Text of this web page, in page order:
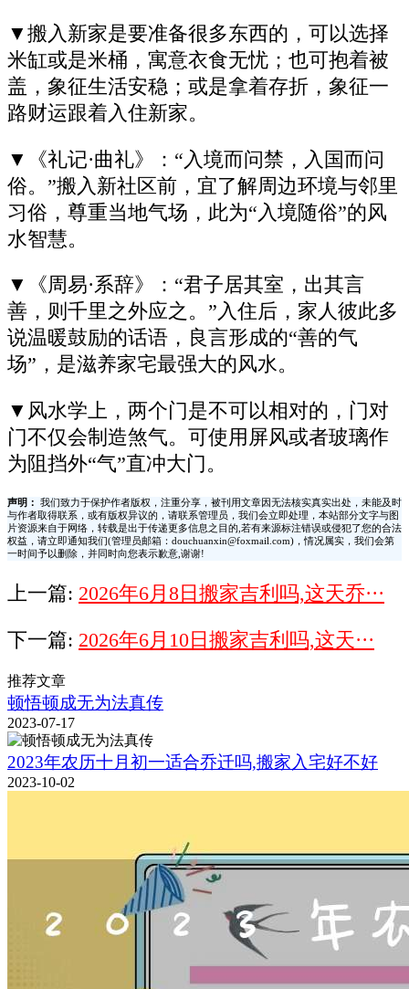
▼搬入新家是要准备很多东西的，可以选择
米缸或是米桶，寓意衣食无忧；也可抱着被
盖，象征生活安稳；或是拿着存折，象征一
路财运跟着入住新家。
▼《礼记·曲礼》：“入境而问禁，入国而问
俗。”搬入新社区前，宜了解周边环境与邻里
习俗，尊重当地气场，此为“入境随俗”的风
水智慧。
▼《周易·系辞》：“君子居其室，出其言
善，则千里之外应之。”入住后，家人彼此多
说温暖鼓励的话语，良言形成的“善的气
场”，是滋养家宅最强大的风水。
▼风水学上，两个门是不可以相对的，门对
门不仅会制造煞气。可使用屏风或者玻璃作
为阻挡外“气”直冲大门。
声明：
我们致力于保护作者版权，注重分享，被刊用文章因无法核实真实出处，未能及时
与作者取得联系，或有版权异议的，请联系管理员，我们会立即处理，本站部分文字与图
片资源来自于网络，转载是出于传递更多信息之目的,若有来源标注错误或侵犯了您的合法
权益，请立即通知我们(管理员邮箱：douchuanxin@foxmail.com)，情况属实，我们会第
一时间予以删除，并同时向您表示歉意,谢谢!
上一篇: 2026年6月8日搬家吉利吗,这天乔···
下一篇: 2026年6月10日搬家吉利吗,这天···
推荐文章
顿悟顿成无为法真传
2023-07-17
2023年农历十月初一适合乔迁吗,搬家入宅好不好
2023-10-02